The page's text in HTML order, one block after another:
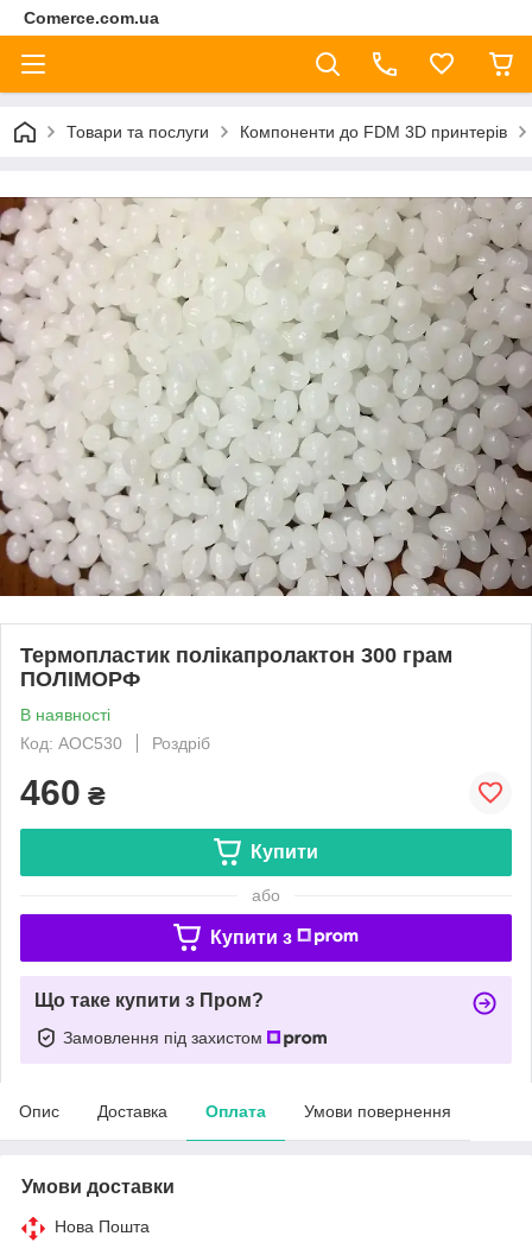
Comerce.com.ua
Товари та послуги Компоненти до FDM 3D принтерів
Термопластик полікапролактон 300 грам
ПОЛІМОРФ
В наявності
Код: AOC530
Роздріб
460 ₴
Купити
або
Купити з
Що таке купити з Пром?
Замовлення під захистом
Опис Доставка Оплата Умови повернення
Умови доставки
Нова Пошта